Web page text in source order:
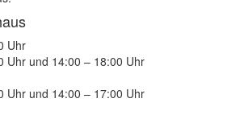
Uhr
Uhr und 14:00 – 18:00 Uhr
Uhr und 14:00 – 17:00 Uhr